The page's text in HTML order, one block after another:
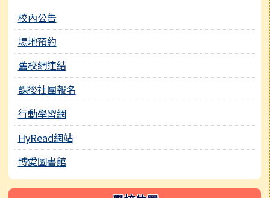
校內公告
場地預約
舊校網連結
課後社團報名
行動學習網
HyRead網站
博愛圖書館